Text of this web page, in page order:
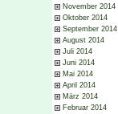
November 2014
Oktober 2014
September 2014
August 2014
Juli 2014
Juni 2014
Mai 2014
April 2014
März 2014
Februar 2014